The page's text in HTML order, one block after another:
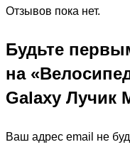
Отзывов пока нет.
Будьте
на
Galaxy Лучик
Ваш адрес email не